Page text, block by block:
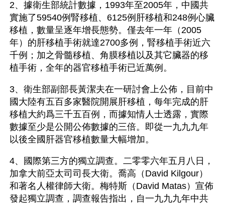
2、據衛生部統計數據，1993年至2005年，中國共
實施了59540例腎移植、6125例肝移植和248例心臟
移植，數量呈逐年增長態勢。僅去年一年（2005
年）的肝移植手術就達2700多例，腎移植手術近六
千例；加之骨髓移植、角膜移植以及其它臟器的移
植手術，全年的器官移植手術已近萬例。
3、衛生部副部長黃潔夫在一研討會上公佈，目前中
國大陸有五百多家醫院開展肝移植，每年完成的肝
移植大約爲三千五百例，而據知情人士透露，實際
數據至少是公開公佈數據的三倍。即從一九九九年
以後全國肝器官移植數量大幅增加。
4、國際第三方的獨立調查。二零零六年五月八日，
加拿大前亞太司司長大衛。喬高（David Kilgour）
和著名人權律師大衛。梅特斯（David Matas）宣佈
發起獨立調查，調查報告指出，自一九九九年中共